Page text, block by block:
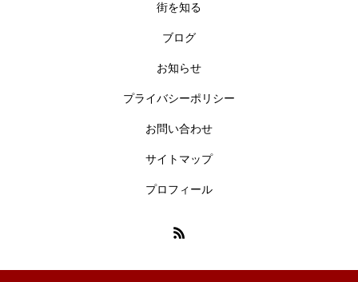
街を知る
ブログ
お知らせ
プライバシーポリシー
お問い合わせ
サイトマップ
プロフィール